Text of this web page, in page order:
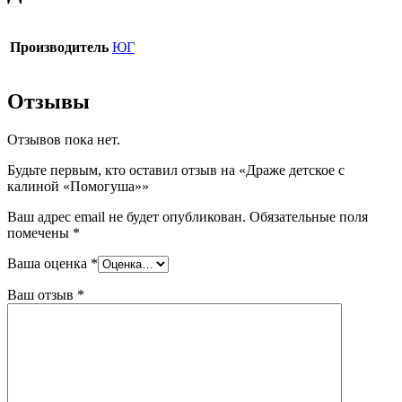
Производитель ЮГ
Отзывы
Отзывов пока нет.
Будьте первым, кто оставил отзыв на «Драже детское с
калиной «Помогуша»»
Ваш адрес email не будет опубликован. Обязательные поля
помечены *
Ваша оценка *
Ваш отзыв *